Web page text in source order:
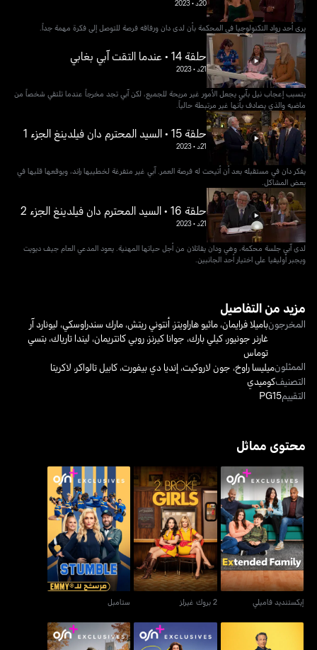
20د •
2023
يرى أحد رواد التكنولوجيا في المحكمة بأن لدى دان ورفاقه فرصة للتوصل إلى فكرة مهمة جداً.
حلقة 14 • عندما التقت آبي بغابي
21د •
2023
يتسبب إعجاب نيل بآبي يجعل الأمور غير مريحة للجميع، لكن آبي تجد مخرجاً عندما تلتقي شخصاً من
ماضيه والذي يصادف بأنها غير مرتبطة حالياً.
حلقة 15 • السيد المحترم دان فيلدينغ الجزء 1
21د •
2023
يفكر دان في مستقبله بعد أن أتيحت له فرصة العمر. آبي غير متفرغة لخطيبها راند، ويوقعها قلبها في
بعض المشاكل.
حلقة 16 • السيد المحترم دان فيلدينغ الجزء 2
21د •
2023
لدى آبي جلسة محكمة، وهي ودان يقاتلان من أجل حياتها المهنية. يعود المدعي العام جيف ديويت
ويجبر أوليفيا على اختيار أحد الجانبين.
مزيد من التفاصيل
المخرجونباميلا فرايمان،ماثيو هاراويتز،أنتوني ريتش،مارك سندراوسكي، ليونارد آر
غارنر جونيور،كيلي بارك، جوانا كيرنز،روبي كانتريمان، ليندا تارياك،بتسي
توماس
الممثلونميليسا راوخ، جون لاروكيت، إنديا دي بيفورت،كابيل تالواكر، لاكريتا
التصنيفكوميدي
التقييمPG15
محتوى مماثل
إيكستنديد فاميلي
إيكستنديد فاميلي
2 بروك غيرلز
2 بروك غيرلز
ستامبل
ستامبل